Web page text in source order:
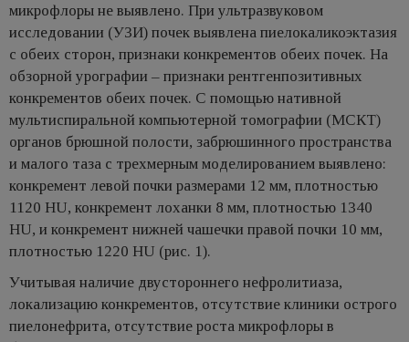
микрофлоры не выявлено. При ультразвуковом
исследовании (УЗИ) почек выявлена пиелокаликоэктазия
с обеих сторон, признаки конкрементов обеих почек. На
обзорной урографии – признаки рентгенпозитивных
конкрементов обеих почек. С помощью нативной
мультиспиральной компьютерной томографии (МСКТ)
органов брюшной полости, забрюшинного пространства
и малого таза с трехмерным моделированием выявлено:
конкремент левой почки размерами 12 мм, плотностью
1120 HU, конкремент лоханки 8 мм, плотностью 1340
HU, и конкремент нижней чашечки правой почки 10 мм,
плотностью 1220 HU (рис. 1).
Учитывая наличие двустороннего нефролитиаза,
локализацию конкрементов, отсутствие клиники острого
пиелонефрита, отсутствие роста микрофлоры в